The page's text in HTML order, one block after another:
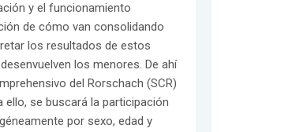
y el funcionamiento
de cómo van consolidando
los resultados de estos
los menores. De ahí
del Rorschach (SCR)
se buscará la participación
por sexo, edad y